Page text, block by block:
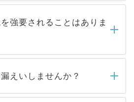
営業日以内にはご連絡をせて
ので、しばらくお待ちくださ
で取り扱っている求人の
Webサイトからご覧いただ
開求人」です。非公開求人は
よって、一般には公開してい
けるため 人気のある医療機
まうと、応募が殺到する場
強要されることはありま
要することは一切ありませ
に応募先から内定をいただい
要はありません。内定先へ
えいしませんか？